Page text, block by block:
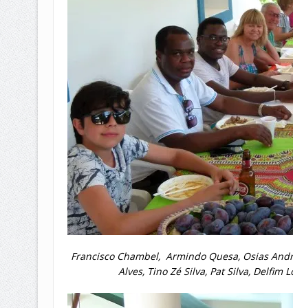
Francisco Chambel, Armindo Quesa, Osias
Alves, Tino Zé Silva, Pat Silva, Delfim